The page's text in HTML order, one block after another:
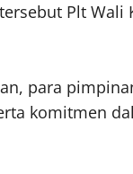
Plt Wali
para
komitmen